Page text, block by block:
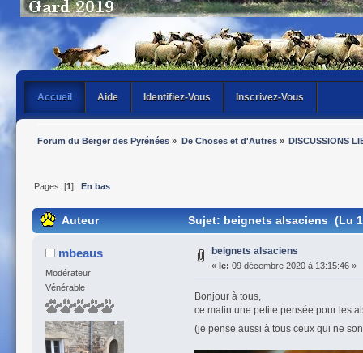
Accueil Aide Identifiez-Vous Inscrivez-Vous
Forum du Berger des Pyrénées » De Choses et d'Autres» DISCUSSIONS
Pages: [1] En bas
Auteur Sujet: beignets alsaciens (Lu
mbeaus
Modérateur
Vénérable
beignets alsaciens
« le: 09 décembre 2020 à 13:15:46 »
Bonjour à tous,
ce matin une petite pensée pour les
(je pense aussi à tous ceux qui ne